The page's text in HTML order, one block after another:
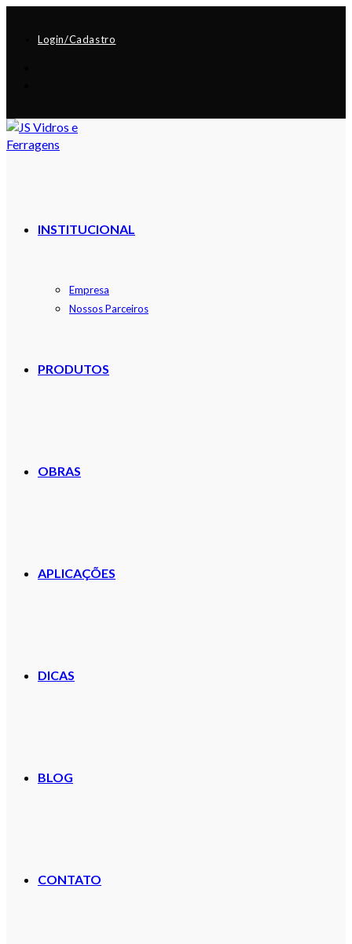
Login/Cadastro
INSTITUCIONAL
Empresa
Nossos Parceiros
PRODUTOS
OBRAS
APLICAÇÕES
DICAS
BLOG
CONTATO